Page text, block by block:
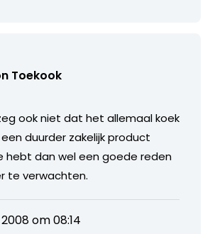
Toekook
ook niet dat het allemaal koek
duurder zakelijk product
hebt dan wel een goede reden
te verwachten.
om 08:14